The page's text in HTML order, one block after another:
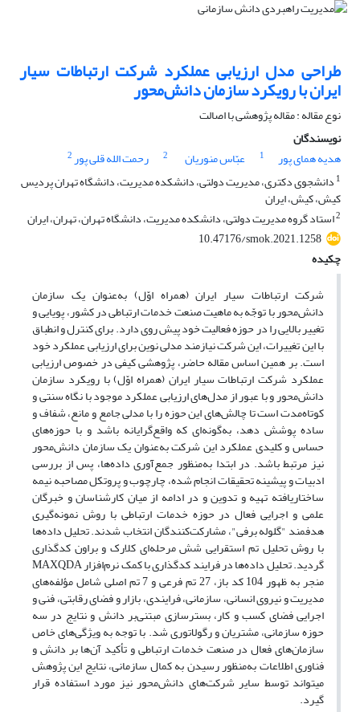
طراحی مدل ارزیابی عملکرد شرکت ارتباطات سیار
ایران با رویکرد سازمان دانش‌محور
نوع مقاله : مقاله پژوهشی با اصالت
نویسندگان
هدیه همای پور
1 عبّاس منوریان 2 رحمت الله قلی پور2
1 دانشجوی دکتری، مدیریت دولتی، دانشکده مدیریت، دانشگاه تهران پردیس
کیش، کیش، ایران
2استاد گروه مدیریت دولتی، دانشکده مدیریت، دانشگاه تهران، تهران، ایران
10.47176/smok.2021.1258
چکیده
شرکت ارتباطات سیار ایران (همراه اوّل) به‌عنوان یک سازمان
دانش‌محور با توجّه به ماهیت صنعت خدمات ارتباطی در کشور، پویایی و
تغییر بالایی را در حوزه فعالیت خود پیش روی دارد. برای کنترل و انطباق
با این تغییرات، این شرکت نیازمند مدلی نوین برای ارزیابی عملکرد خود
است. بر همین اساس مقاله حاضر، پژوهشی کیفی در خصوص ارزیابی
عملکرد شرکت ارتباطات سیار ایران (همراه اوّل) با رویکرد سازمان
دانش‌محور و با عبور از مدل‌های ارزیابی عملکرد موجود با نگاه سنتی و
کوتاه‌مدت است تا چالش‌های این حوزه را با مدلی جامع و مانع، شفاف و
ساده پوشش دهد، به‌گونه‌ای که واقع‌گرایانه باشد و با حوزه‌های
حساس و کلیدی عملکرد این شرکت به‌عنوان یک سازمان دانش‌محور
نیز مرتبط باشد. در ابتدا به‌منظور جمع‌آوری داده‌ها، پس از بررسی
ادبیات و پیشینه تحقیقات انجام شده، چارچوب و پروتکل مصاحبه نیمه
ساختاریافته تهیه و تدوین و در ادامه از میان کارشناسان و خبرگان
علمی و اجرایی فعال در حوزه خدمات ارتباطی با روش نمونه‌گیری
هدفمند "گلوله برفی"، مشارکت‌کنندگان انتخاب شدند. تحلیل داده‌ها
با روش تحلیل تم استقرایی شش مرحله‌ای کلارک و براون کدگذاری
گردید. تحلیل داده‌ها در فرایند کدگذاری با کمک نرم‌افزار MAXQDA
منجر به ظهور 104 کد باز، 27 تم فرعی و 7 تم اصلی شامل مؤلفه‌های
مدیریت و نیروی انسانی، سازمانی، فرایندی، بازار و فضای رقابتی، فنی و
اجرایی فضای کسب و کار، بسترسازی مبتنی‌بر دانش و نتایج در سه
حوزه سازمانی، مشتریان و رگولاتوری شد. با توجه به ویژگی‌های خاص
سازمان‌های فعال در صنعت خدمات ارتباطی و تأکید آن‌ها بر دانش و
فناوری اطلاعات به‌منظور رسیدن به کمال سازمانی، نتایج این پژوهش
می­تواند توسط سایر شرکت‌های دانش‌محور نیز مورد استفاده قرار
گیرد.